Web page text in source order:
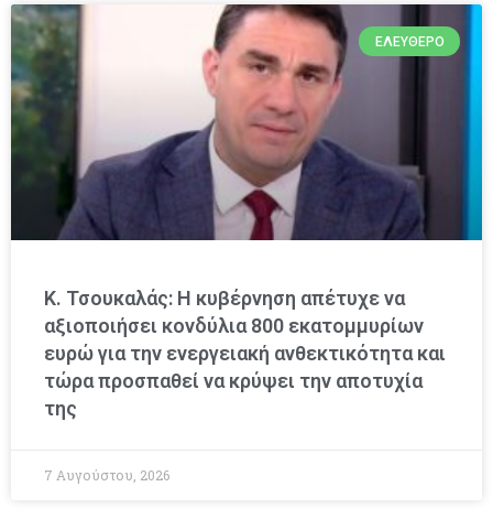
ΕΛΕΎΘΕΡΟ
Κ. Τσουκαλάς: Η κυβέρνηση απέτυχε να
αξιοποιήσει κονδύλια 800 εκατομμυρίων
ευρώ για την ενεργειακή ανθεκτικότητα και
τώρα προσπαθεί να κρύψει την αποτυχία
της
7 Αυγούστου, 2026